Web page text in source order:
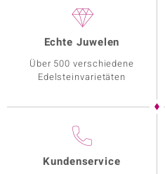
Echte Juwelen
Über 500 verschiedene
Edelsteinvarietäten
Kundenservice